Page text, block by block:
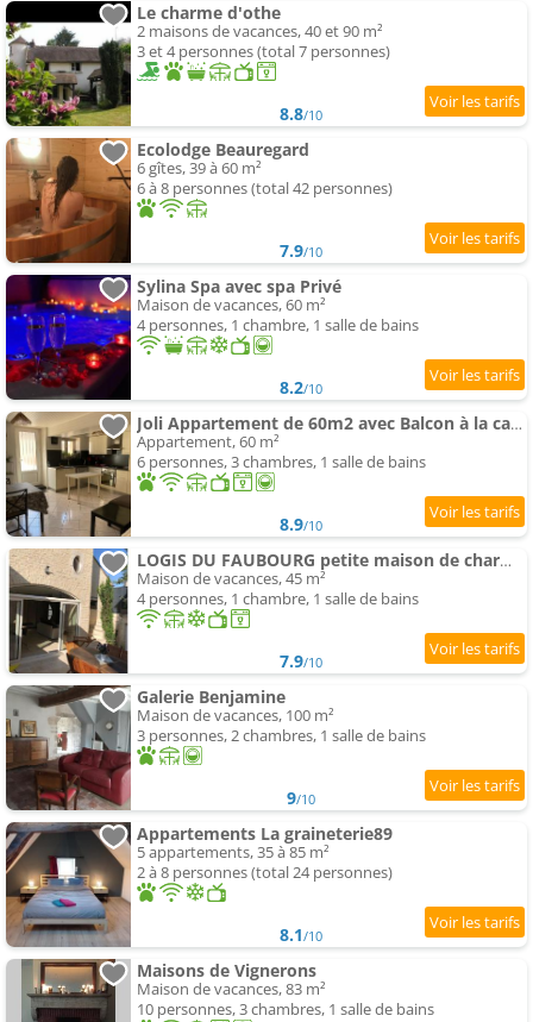
Le charme d'othe
2 maisons de vacances, 40 et 90 m²
3 et 4 personnes (total 7 personnes)
8.8/10
Ecolodge Beauregard
6 gîtes, 39 à 60 m²
6 à 8 personnes (total 42 personnes)
7.9/10
Sylina Spa avec spa Privé
Maison de vacances, 60 m²
4 personnes, 1 chambre, 1 salle de bains
8.2/10
Joli Appartement de 60m2 avec Balcon à la campagne
Appartement, 60 m²
6 personnes, 3 chambres, 1 salle de bains
8.9/10
LOGIS DU FAUBOURG petite maison de charme, tranquille, calme et lumineuse
Maison de vacances, 45 m²
4 personnes, 1 chambre, 1 salle de bains
7.9/10
Galerie Benjamine
Maison de vacances, 100 m²
3 personnes, 2 chambres, 1 salle de bains
9/10
Appartements La graineterie89
5 appartements, 35 à 85 m²
2 à 8 personnes (total 24 personnes)
8.1/10
Maisons de Vignerons
Maison de vacances, 83 m²
10 personnes, 3 chambres, 1 salle de bains